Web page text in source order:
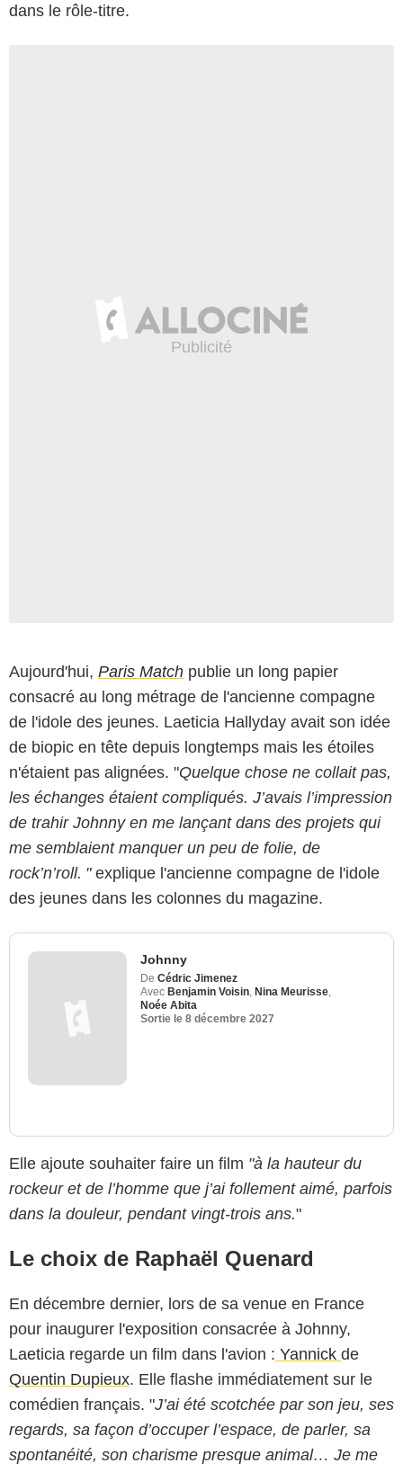
dans le rôle-titre.
Aujourd'hui, Paris Match publie un long papier
consacré au long métrage de l'ancienne compagne
de l'idole des jeunes. Laeticia Hallyday avait son idée
de biopic en tête depuis longtemps mais les étoiles
n'étaient pas alignées. "Quelque chose ne collait pas,
les échanges étaient compliqués. J’avais l’impression
de trahir Johnny en me lançant dans des projets qui
me semblaient manquer un peu de folie, de
rock’n’roll. "explique l'ancienne compagne de l'idole
des jeunes dans les colonnes du magazine.
Johnny
De Cédric Jimenez
Avec Benjamin Voisin Nina Meurisse
Noée Abita
Sortie le 8 décembre 2027
Elle ajoute souhaiter faire un film "à la hauteur du
rockeur et de l’homme que j’ai follement aimé, parfois
dans la douleur, pendant vingt-trois ans."
Le choix de Raphaël Quenard
En décembre dernier, lors de sa venue en France
pour inaugurer l'exposition consacrée à Johnny,
Laeticia regarde un film dans l'avion : Yannick de
Quentin Dupieux. Elle flashe immédiatement sur le
comédien français. "J’ai été scotchée par son jeu, ses
regards, sa façon d’occuper l’espace, de parler, sa
spontanéité, son charisme presque animal… Je me